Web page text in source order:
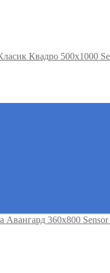
Квадро 500х1000